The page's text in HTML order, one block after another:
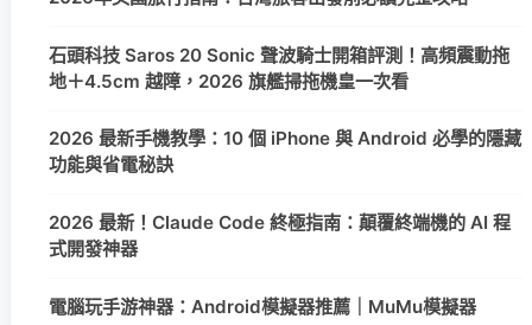
石頭科技 Saros 20 Sonic 聲波騎士開箱評測！高頻震動拖
地＋4.5cm 越障，2026 旗艦掃拖機皇一次看
2026 最新手機教學：10 個 iPhone 與 Android 必學的隱藏
功能與省電秘訣
2026 最新！Claude Code 終極指南：顛覆終端機的 AI 程
式開發神器
電腦玩手游神器：Android模擬器推薦｜MuMu模擬器